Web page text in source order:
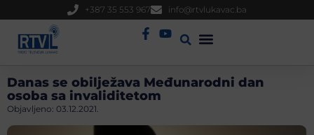
+387 35 553 967 info@rtvlukavac.ba
Danas se obilježava Međunarodni dan
osoba sa invaliditetom
Objavljeno: 03.12.2021.